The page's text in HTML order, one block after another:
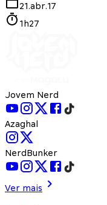
21.abr.17
1h27
Jovem Nerd
Azaghal
NerdBunker
Ver mais